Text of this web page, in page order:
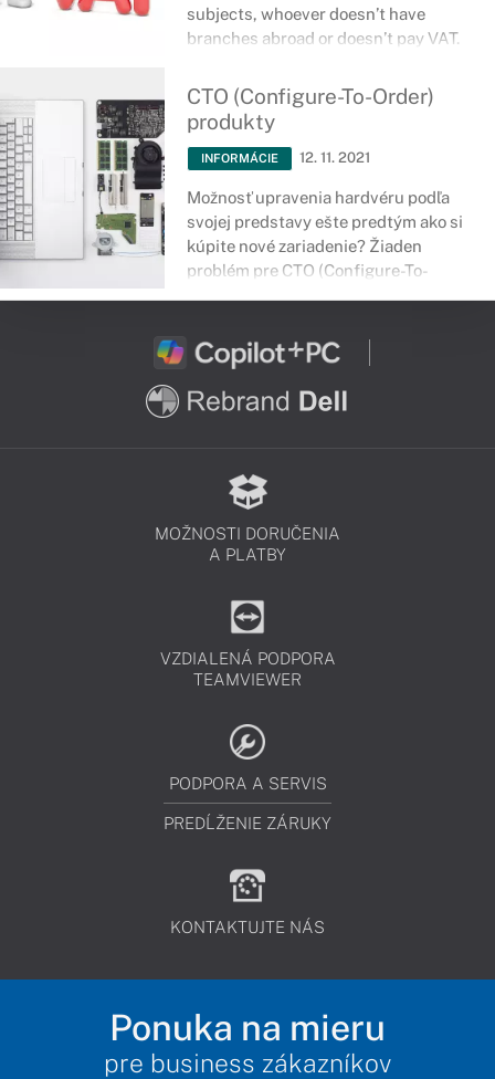
subjects, whoever doesn’t have
branches abroad or doesn’t pay VAT.
CTO (Configure-To-Order)
produkty
INFORMÁCIE 12. 11. 2021
Možnosť upravenia hardvéru podľa
svojej predstavy ešte predtým ako si
kúpite nové zariadenie? Žiaden
problém pre CTO (Configure-To-
konfigurácia.
MOŽNOSTI DORUČENIA
A PLATBY
VZDIALENÁ PODPORA
TEAMVIEWER
PODPORA A SERVIS
PREDĹŽENIE ZÁRUKY
KONTAKTUJTE NÁS
Ponuka na mieru
pre business zákazníkov